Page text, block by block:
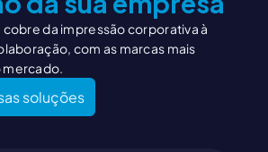
da impressão corporativa à
com as marcas mais
soluções